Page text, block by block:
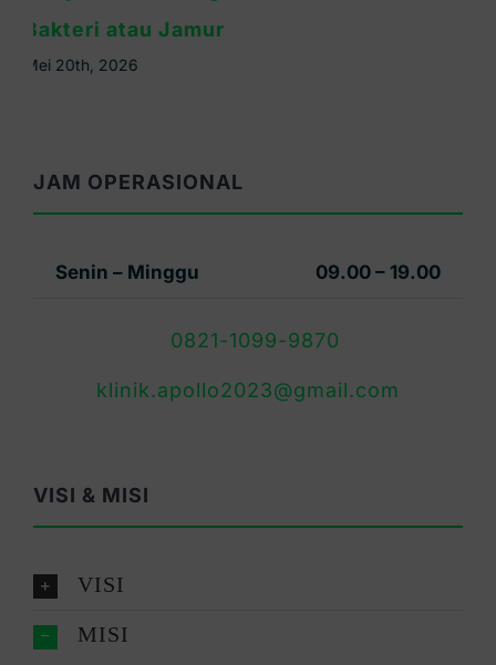
Jadi Tanda Infeksi
Mei 16th, 2026
JAM OPERASIONAL
Senin – Minggu 09.00 – 19.00
0821-1099-9870
klinik.apollo2023@gmail.com
VISI & MISI
VISI
MISI